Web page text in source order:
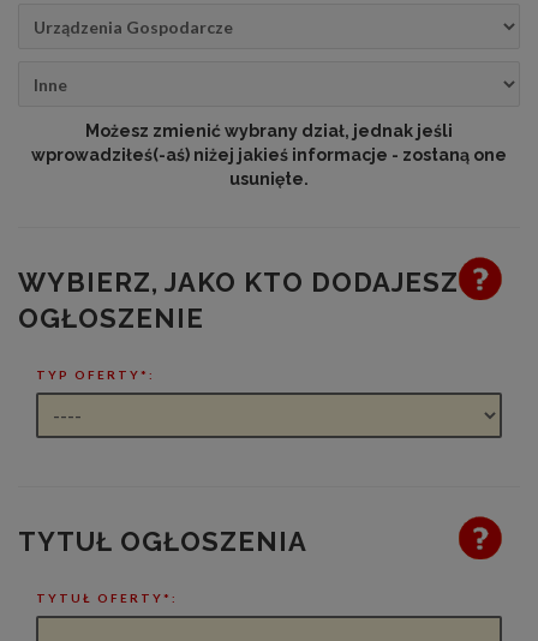
Możesz zmienić wybrany dział, jednak jeśli
wprowadziłeś(-aś) niżej jakieś informacje - zostaną one
usunięte.
WYBIERZ, JAKO KTO DODAJESZ
OGŁOSZENIE
TYP OFERTY*:
TYTUŁ OGŁOSZENIA
TYTUŁ OFERTY*: